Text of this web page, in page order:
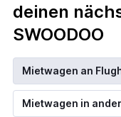
deinen
SWOODOO
Mietwagen an
Mietwagen in